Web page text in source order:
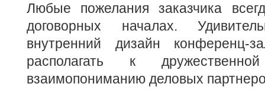
Любые пожелания заказчика
договорных началах.
внутренний дизайн конференц-
располагать к
взаимопониманию деловых